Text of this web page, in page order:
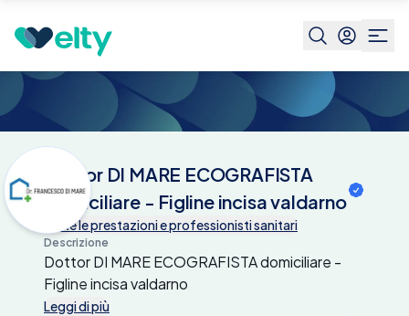
ECOGRAFISTA domiciliare -
Dottor DI MARE ECOGRAFISTA
domiciliare - Figline incisa valdarno
Tutte le prestazioni e professionisti sanitari
Descrizione
Dottor DI MARE ECOGRAFISTA domiciliare -
Figline incisa valdarno
Leggi di più